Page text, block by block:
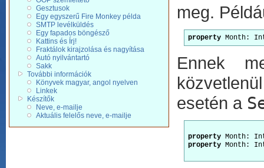
Gesztusok
Egy egyszerű Fire Monkey példa
SMTP levélküldés
Egy fapados böngésző
Kattins és Írj!
Fraktálok kirajzolása és nagyítása
Autó nyilvántartó
Sakk
További információk
Könyvek magyar, angol nyelven
Linkek
Készítők
Neve, e-mailje
Aktuális felelős neve, e-mailje
meg.
property Month:
Ennek
esetén a
property Month:
property Month: